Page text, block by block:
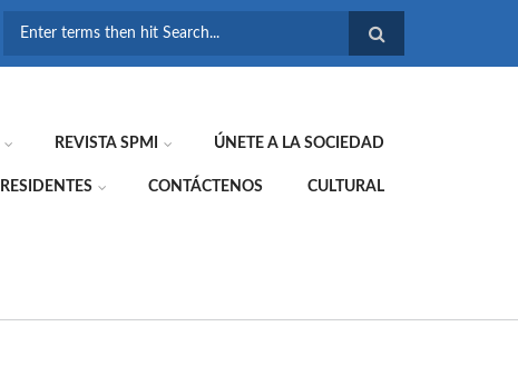
REVISTA SPMI ÚNETE A LA SOCIEDAD
RESIDENTES CONTÁCTENOS CULTURAL